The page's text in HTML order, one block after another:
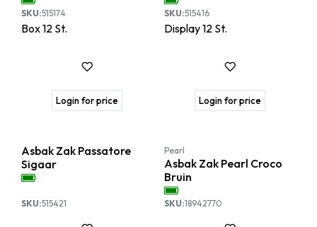
SKU:515174
Box12 St.
Login for price
SKU:515416
Display12 St.
Login for price
Asbak Zak Passatore
Sigaar
SKU:515421
Pearl
Asbak Zak Pearl Croco
Bruin
SKU:18942770